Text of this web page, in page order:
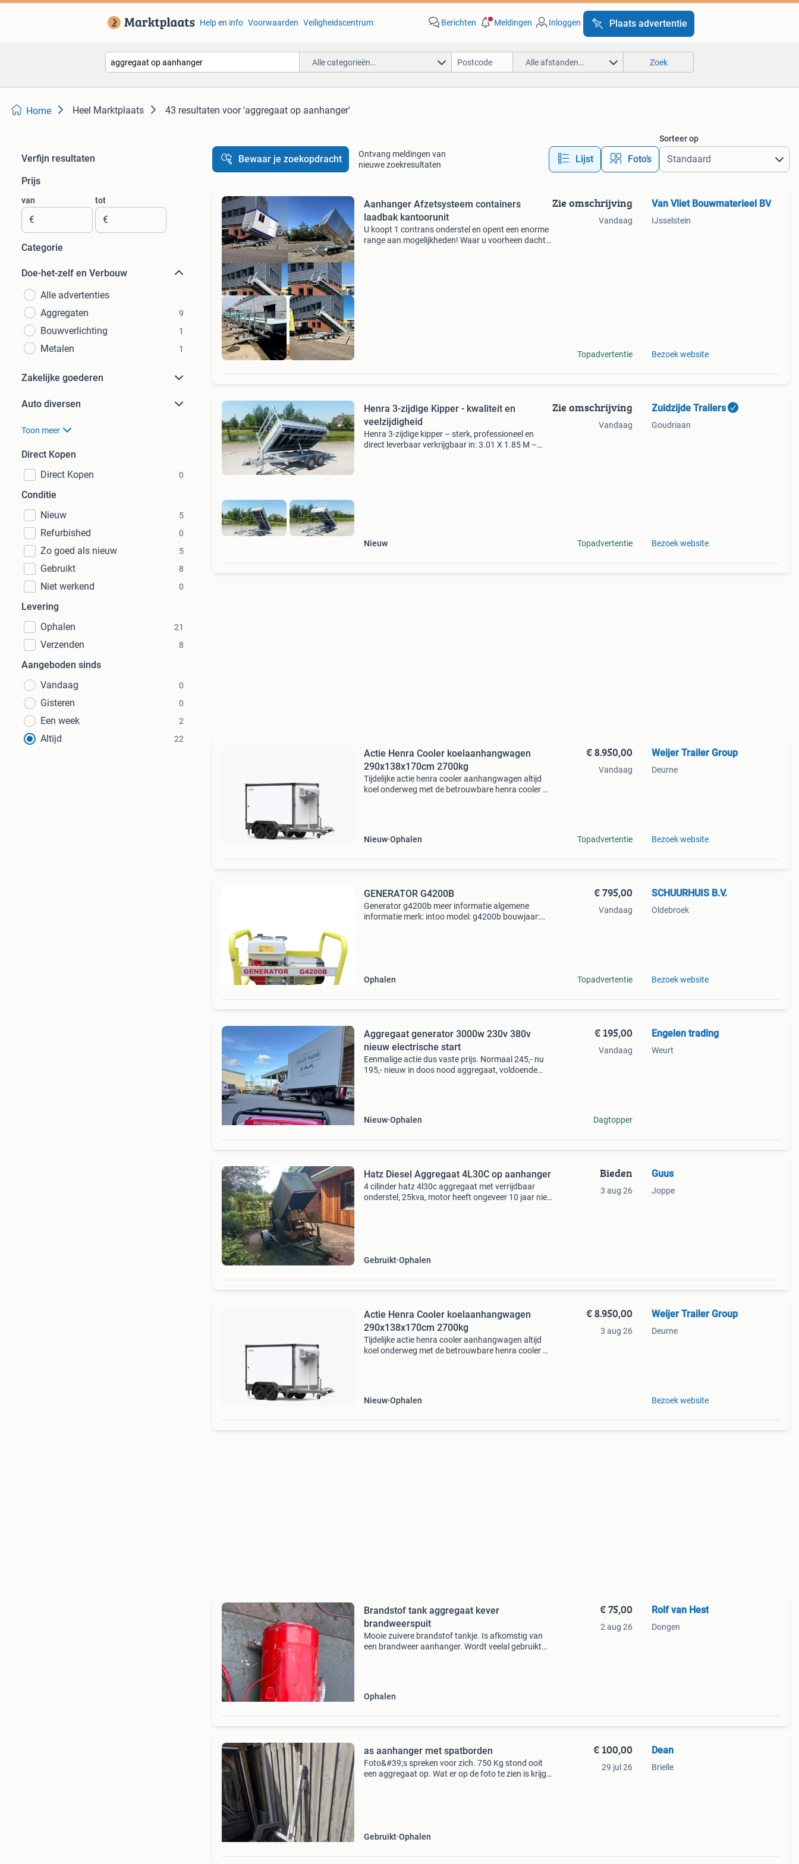
Help en info Voorwaarden Veiligheidscentrum Berichten Meldingen Inloggen Plaats advertentie
Alle categorieën… Alle afstanden… Zoek
Home Heel Marktplaats 43 resultaten voor 'aggregaat op aanhanger'
Verfijn resultaten
Prijs
van
€
tot
€
Categorie
Doe-het-zelf en Verbouw
Alle advertenties
Aggregaten
9
Bouwverlichting 1
Metalen 1
Zakelijke goederen
Auto diversen
Toon meer
Direct Kopen
Direct Kopen
0
Conditie
Nieuw
5
Refurbished 0
Zo goed als nieuw 5
Gebruikt 8
Niet werkend 0
Levering
Ophalen
21
Verzenden 8
Aangeboden sinds
Vandaag
0
Gisteren 0
Een week 2
Altijd 22
Bewaar je zoekopdracht
Ontvang meldingen van
nieuwe zoekresultaten
Lijst Foto’s
Sorteer op
Multi inzetbaar!
Aanhanger Afzetsysteem containers
laadbak kantoorunit
U koopt 1 contrans onderstel en opent een enorme
range aan mogelijkheden! Waar u voorheen dacht
Zie omschrijving
Vandaag
Topadvertentie
Van Vliet Bouwmaterieel BV
IJsselstein
Bezoek website
Henra 3-zijdige Kipper - kwaliteit en
veelzijdigheid
Henra 3-zijdige kipper – sterk, professioneel en
direct leverbaar verkrijgbaar in: 3.01 X 1.85 M –
Nieuw
Zie omschrijving
Vandaag
Topadvertentie
Zuidzijde Trailers
Goudriaan
Bezoek website
Actie Henra Cooler koelaanhangwagen
290x138x170cm 2700kg
Tijdelijke actie henra cooler aanhangwagen altijd
koel onderweg met de betrouwbare henra cooler –
Nieuw Ophalen
€ 8.950,00
Vandaag
Topadvertentie
Weijer Trailer Group
Deurne
Bezoek website
GENERATOR G4200B
Generator g4200b meer informatie algemene
informatie merk: intoo model: g4200b bouwjaar:
Ophalen
€ 795,00
Vandaag
Topadvertentie
SCHUURHUIS B.V.
Oldebroek
Bezoek website
Aggregaat generator 3000w 230v 380v
nieuw electrische start
Eenmalige actie dus vaste prijs. Normaal 245,- nu
195,- nieuw in doos nood aggregaat, voldoende
Nieuw Ophalen
€ 195,00
Vandaag
Dagtopper
Engelen trading
Weurt
Hatz Diesel Aggregaat 4L30C op aanhanger
4 cilinder hatz 4l30c aggregaat met verrijdbaar
onderstel, 25kva, motor heeft ongeveer 10 jaar niet
Gebruikt Ophalen
Bieden
3 aug 26
Guus
Joppe
Actie Henra Cooler koelaanhangwagen
290x138x170cm 2700kg
Tijdelijke actie henra cooler aanhangwagen altijd
koel onderweg met de betrouwbare henra cooler –
Nieuw Ophalen
€ 8.950,00
3 aug 26
Weijer Trailer Group
Deurne
Bezoek website
Brandstof tank aggregaat kever
brandweerspuit
Mooie zuivere brandstof tankje. Is afkomstig van
een brandweer aanhanger. Wordt veelal gebruikt
Ophalen
€ 75,00
2 aug 26
Rolf van Hest
Dongen
as aanhanger met spatborden
Foto&#39;s spreken voor zich. 750 Kg stond ooit
een aggregaat op. Wat er op de foto te zien is krijgt
Gebruikt Ophalen
€ 100,00
29 jul 26
Dean
Brielle